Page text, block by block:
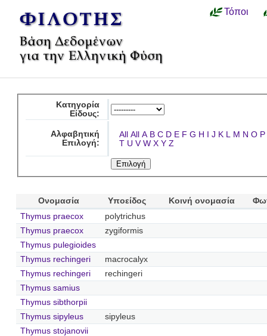
Τόποι
Κατηγορία
Είδους:
Αλφαβητική
Επιλογή:
All All A B C D E F G H I J K L M N O P
T U V W X Y Z
Ονομασία Υποείδος Κοινή ονομασία
Thymus praecox
polytrichus
Thymus praecox
zygiformis
Thymus pulegioides
Thymus rechingeri
macrocalyx
Thymus rechingeri
rechingeri
Thymus samius
Thymus sibthorpii
Thymus sipyleus
sipyleus
Thymus stojanovii